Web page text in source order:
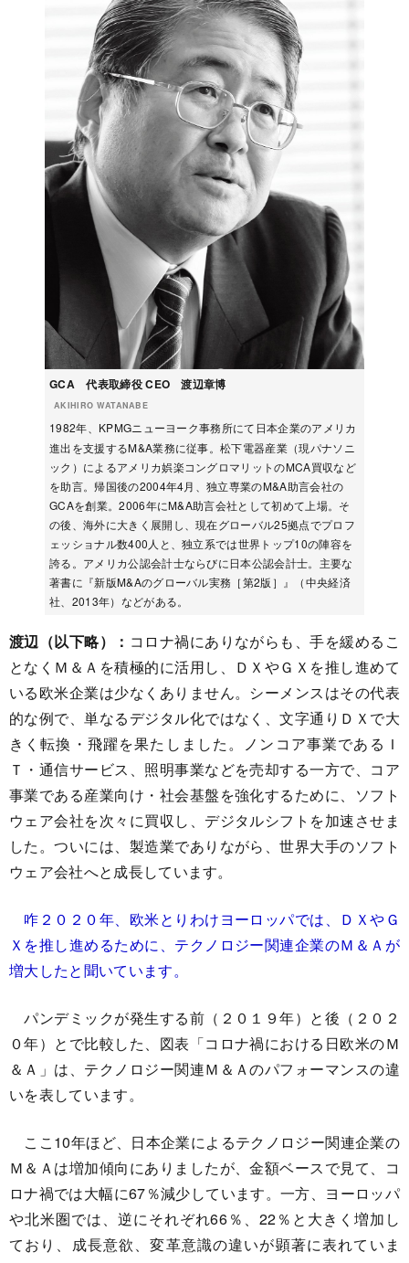
GCA 代表取締役 CEO 渡辺章博
AKIHIRO WATANABE
1982年、KPMGニューヨーク事務所にて日本企業のアメリカ
進出を支援するM&A業務に従事。松下電器産業（現パナソニ
ック）によるアメリカ娯楽コングロマリットのMCA買収など
を助言。帰国後の2004年4月、独立専業のM&A助言会社の
GCAを創業。2006年にM&A助言会社として初めて上場。そ
の後、海外に大きく展開し、現在グローバル25拠点でプロフ
ェッショナル数400人と、独立系では世界トップ10の陣容を
誇る。アメリカ公認会計士ならびに日本公認会計士。主要な
著書に『新版M&Aのグローバル実務［第2版］』（中央経済
社、2013年）などがある。
渡辺（以下略）： コロナ禍にありながらも、手を緩めるこ
となくＭ＆Ａを積極的に活用し、ＤＸやＧＸを推し進めて
いる欧米企業は少なくありません。シーメンスはその代表
的な例で、単なるデジタル化ではなく、文字通りＤＸで大
きく転換・飛躍を果たしました。ノンコア事業であるＩ
Ｔ・通信サービス、照明事業などを売却する一方で、コア
事業である産業向け・社会基盤を強化するために、ソフト
ウェア会社を次々に買収し、デジタルシフトを加速させま
した。ついには、製造業でありながら、世界大手のソフト
ウェア会社へと成長しています。
咋２０２０年、欧米とりわけヨーロッパでは、ＤＸやＧ
Ｘを推し進めるために、テクノロジー関連企業のＭ＆Ａが
増大したと聞いています。
パンデミックが発生する前（２０１９年）と後（２０２
０年）とで比較した、図表「コロナ禍における日欧米のＭ
＆Ａ」は、テクノロジー関連Ｍ＆Ａのパフォーマンスの違
いを表しています。
ここ10年ほど、日本企業によるテクノロジー関連企業の
Ｍ＆Ａは増加傾向にありましたが、金額ベースで見て、コ
ロナ禍では大幅に67％減少しています。一方、ヨーロッパ
や北米圏では、逆にそれぞれ66％、22％と大きく増加し
ており、成長意欲、変革意識の違いが顕著に表れていま